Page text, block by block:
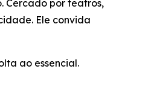
Cercado por teatros,
Ele convida
ao essencial.